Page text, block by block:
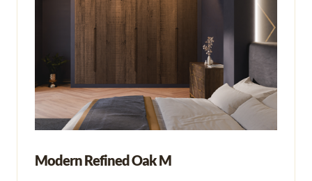
Modern Refined Oak M